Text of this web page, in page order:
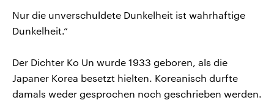
Nur die unverschuldete Dunkelheit ist wahrhaftige
Dunkelheit.“
Der Dichter Ko Un wurde 1933 geboren, als die
Japaner Korea besetzt hielten. Koreanisch durfte
damals weder gesprochen noch geschrieben werden.